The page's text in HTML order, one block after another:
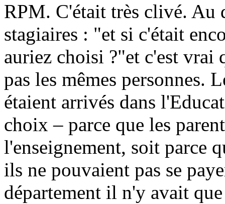
RPM. C'était très clivé. Au
stagiaires : "et si c'était
auriez choisi ?"et c'est vrai
pas les mêmes personnes.
étaient arrivés dans
choix – parce que les
l'enseignement, soit parce
ils ne pouvaient pas se
département il n'y avait